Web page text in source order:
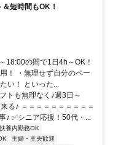
短時間もOK！
18:00の間で1日4h～OK！
！ ・無理せず自分のペー
い！ といった...
トも無理なく♪週3日～
る♪ ＝＝＝＝＝＝＝＝＝＝
♪ ✅シニア応援！50代・...
扶養内勤務OK
主婦・主夫歓迎